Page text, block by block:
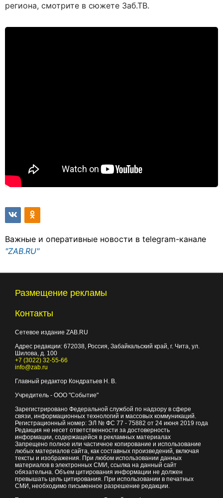
региона, смотрите в сюжете Заб.ТВ.
Важные и оперативные новости в telegram-канале
"ZAB.RU"
Размещение рекламы
Контакты
Сетевое издание ZAB.RU
Адрес редакции: 672038, Россия, Забайкальский край, г. Чита, ул.
Шилова, д. 100
+7 (3022) 32-55-66
info@zab.ru
Главный редактор Кондратьев Н. В.
Учредитель - ООО "Событие"
Зарегистрировано Федеральной службой по надзору в сфере
связи, информационных технологий и массовых коммуникаций.
Регистрационный номер: ЭЛ № ФС 77 - 75882 от 24 июня 2019 года
Редакция не несет ответственности за достоверность
информации, содержащейся в рекламных материалах
Запрещено полное или частичное копирование и использование
любых материалов сайта, как составных произведений, включая
тексты и изображения. При любом использовании данных
материалов в электронных СМИ, ссылка на данный сайт
обязательна. Объем цитирования информации не должен
превышать цель цитирования. При использовании в печатных
СМИ, необходимо письменное разрешение редакции.